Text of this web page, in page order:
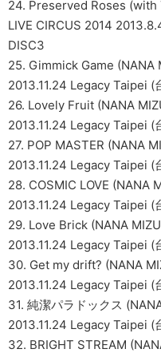
24. Preserved Roses (with
LIVE CIRCUS 2014
DISC3
25. Gimmick Game (NANA
2013.11.24 Legacy Taipei (
26. Lovely Fruit (NANA
2013.11.24 Legacy Taipei (
27. POP MASTER (NANA
2013.11.24 Legacy Taipei (
28. COSMIC LOVE (NANA
2013.11.24 Legacy Taipei (
29. Love Brick (NANA
2013.11.24 Legacy Taipei (
30. Get my drift? (NANA
2013.11.24 Legacy Taipei (
31. 純潔パラドックス
2013.11.24 Legacy Taipei (
32. BRIGHT STREAM